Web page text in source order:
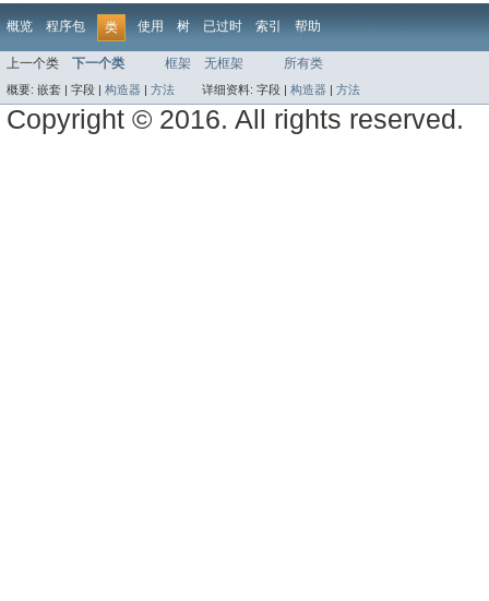
概览 程序包 类 使用 树 已过时 索引 帮助
上一个类 下一个类 框架 无框架 所有类
概要: 嵌套 | 字段 | 构造器 | 方法 详细资料: 字段 | 构造器 | 方法
Copyright © 2016. All rights reserved.